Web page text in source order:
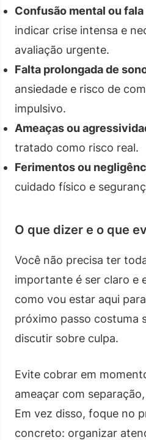
Confusão mental ou
indicar crise intensa e
avaliação urgente.
Falta prolongada de
ansiedade e risco de
impulsivo.
Ameaças ou
tratado como risco real.
Ferimentos ou
cuidado físico e
O que dizer e o que
Você não precisa ter
importante é ser claro e
como vou estar aqui
próximo passo costuma
discutir sobre culpa.
Evite cobrar em
ameaçar com
Em vez disso, foque no
concreto: organizar